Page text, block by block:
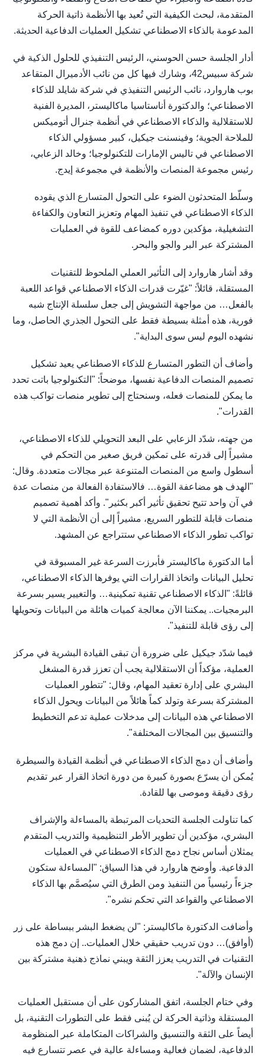
المتقدمة، لبحث الكيفية التي تُعيد بها الأنظمة ذاتية الحركة
المدعومة بالذكاء الاصطناعي تشكيل العمليات الدفاعية الحديثة.
أدار الجلسة حسن الحوسني، الرئيس التنفيذي للحلول الذكية في
شركة سبيس42، وشارك فيها كل من نائب الأدميرال المتقاعد
بوب هاروارد، نائب الرئيس التنفيذي في شركة شايلد للذكاء
الاصطناعي؛ والدكتورة أناستاسيا ماكاليستر، المديرة الفنية
للاستقلالية والذكاء الاصطناعي في أنظمة جنرال أتوميكس
للملاحة الجوية؛ وفينسنت جيكيل، كبير مسؤولي الذكاء
الاصطناعي في تاليس الإمارات للتكنولوجيا؛ وخالد الزعابي،
رئيس مجموعة المنصات والأنظمة في مجموعة إيدج.
وسلّط المتحدثون الضوء على التحول المتسارع الذي يقوده
الذكاء الاصطناعي في تنفيذ المهام وتعزيز التعاون والكفاءة
التشغيلية، مؤكدين دوره كمضاعف للقوة في العمليات
المشتركة عبر البر والجو والبحر.
وقد أشار هاروارد إلى التأثير العملي الملحوظ للتقنيات
المستقلة، قائلاً: "غيّرت قدرات الذكاء الاصطناعي قواعد اللعبة
بالفعل… من مواجهة التشويش إلى جعل سلسلة الإنتاج شبه
فورية، هذه أمثلة بسيطة فقط على التحول الجذري الحاصل، وما
نشهده اليوم ليس سوى البداية".
وأضاف أن التطور المتسارع للذكاء الاصطناعي يعيد تشكيل
تصميم المنصات الدفاعية نفسها، موضحاً: "التكنولوجيا باتت تحدد
ما يمكن للمنصات فعله، وسنحتاج إلى تطوير منصات تواكب هذه
القدرات".
من جهته، شدّد الزعابي على البعد التحويلي للذكاء الاصطناعي،
مشيراً إلى قدرته على تمكين فريق صغير من التحكم في
أسطول واسع من المنصات المتنوعة عبر مجالات متعددة. وقال:
"الهدف هو مضاعفة القوة… فالاستفادة الفعالة من منصات عدة
في آن واحد تتيح تحقيق تأثير أكبر بكثير". وأكد أهمية تصميم
منصات قابلة للتطور السريع، مشيراً إلى أن الأنظمة التي لا
تواكب تطور الذكاء الاصطناعي ستتراجع عن المشهد.
أما الدكتورة ماكاليستر فأبرزت السرعة غير المسبوقة في
تحليل البيانات واتخاذ القرارات التي يوفرها الذكاء الاصطناعي،
قائلةً: "الذكاء الاصطناعي تقنية تمكينية… والتغيير يسير بسرعة
البرمجيات.. يمكننا الآن معالجة كميات هائلة من البيانات وتحويلها
إلى رؤى قابلة للتنفيذ".
فيما شدّد جيكيل على ضرورة أن تبقى القيادة البشرية في مركز
العملية، مؤكداً أن الاستقلالية يجب أن تعزز قدرة المشغل
البشري على إدارة تعقيد المهام، وقال: "تتطور العمليات
المشتركة بسرعة وتولد كماً هائلاً من البيانات ويحول الذكاء
الاصطناعي هذه البيانات إلى مدخلات عملية تدعم التخطيط
والتنسيق بين المجالات المختلفة".
وأضاف أن دمج الذكاء الاصطناعي في أنظمة القيادة والسيطرة
يُمكن أن يسرّع بصورة كبيرة من دورة اتخاذ القرار عبر تقديم
رؤى دقيقة وموصى بها للقادة.
كما تناولت الجلسة التحديات المرتبطة بالمساءلة والإشراف
البشري، مؤكدين أن تطوير الأطر التنظيمية والتدريب المتقدم
يمثلان أساس نجاح دمج الذكاء الاصطناعي في العمليات
الدفاعية. وأوضح هاروارد في هذا السياق: "المساءلة ستكون
جزءاً رئيسياً من التنفيذ ومن الطرق التي سيُصمَّم بها الذكاء
الاصطناعي والقواعد التي تحكم نشره".
وأضافت الدكتورة ماكاليستر: "لن يضغط البشر ببساطة على زر
(أوافق)… دون تدريب حقيقي خلال العمليات.. إن دمج هذه
التقنيات في التدريب يعزز الثقة ويبني نماذج ذهنية مشتركة بين
الإنسان والآلة".
وفي ختام الجلسة، اتفق المشاركون على أن مستقبل العمليات
المستقلة وذاتية الحركة لن يُبنى فقط على التطورات التقنية، بل
أيضاً على الثقة والتنسيق والشراكات المتكاملة عبر المنظومة
الدفاعية، لضمان فعالية ومساءلة عالية في عصر تتسارع فيه